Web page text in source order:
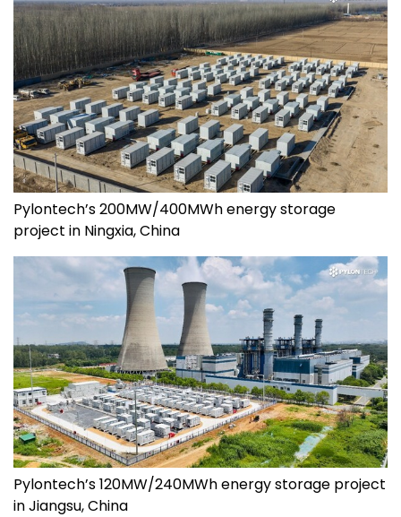
Pylontech’s 200MW/400MWh energy storage
project in Ningxia, China
Pylontech’s 120MW/240MWh energy storage project
in Jiangsu, China